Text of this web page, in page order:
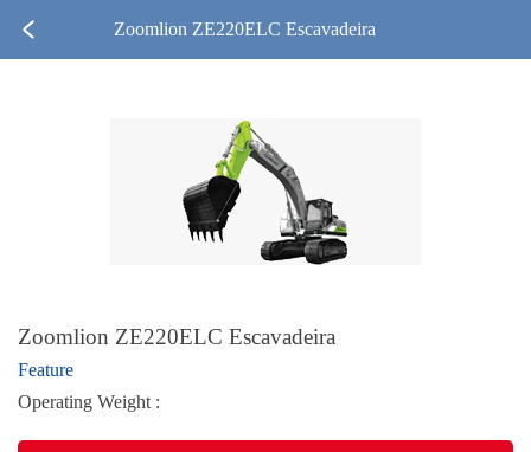
Zoomlion ZE220ELC Escavadeira
Zoomlion ZE220ELC Escavadeira
Feature
Operating Weight :